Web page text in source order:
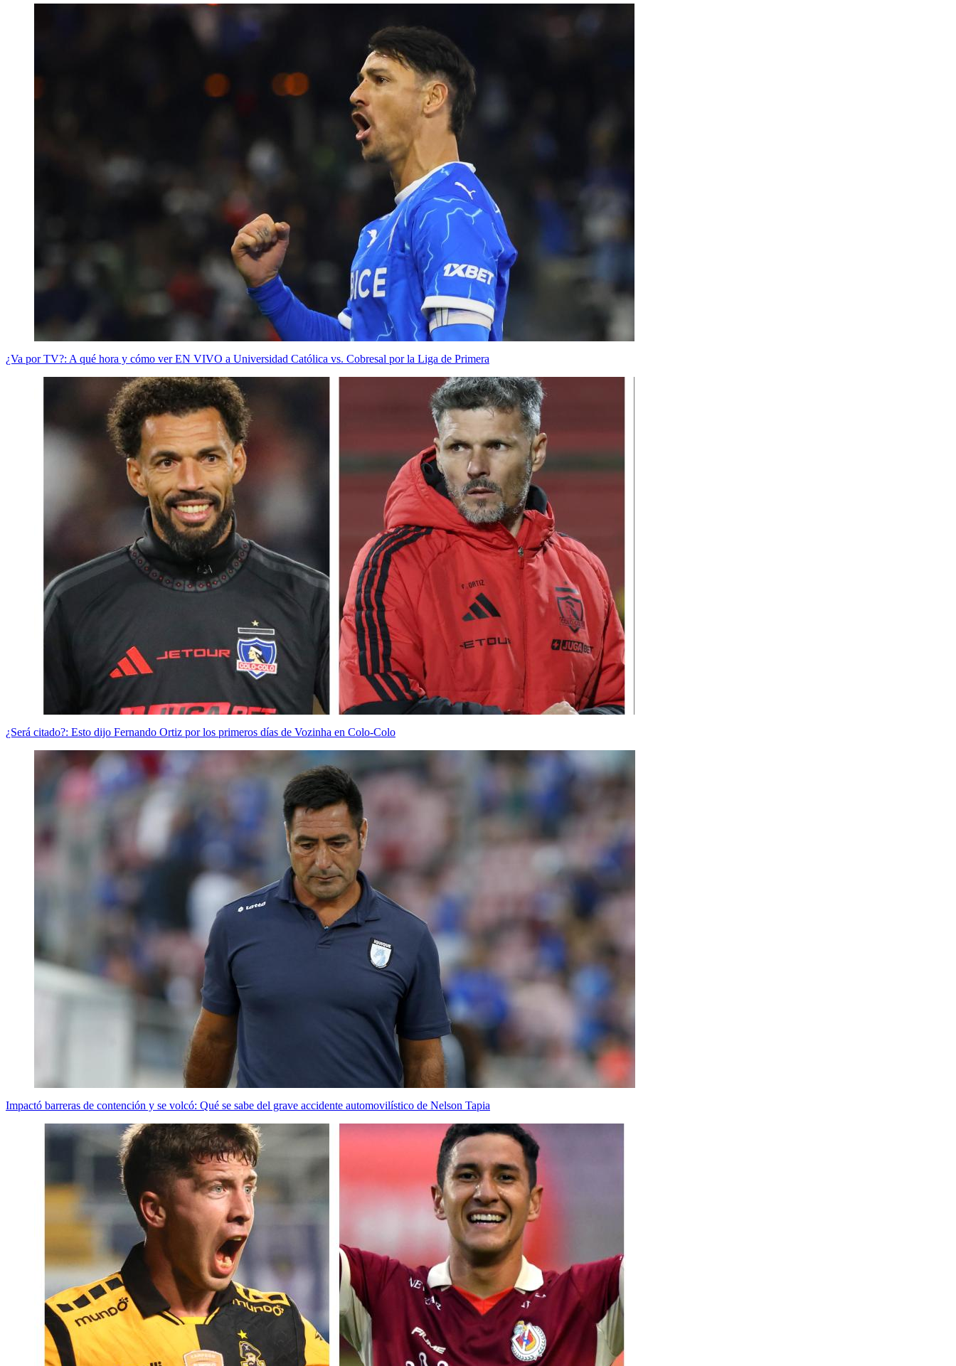
¿Va por TV?: A qué hora y cómo ver EN VIVO a Universidad Católica vs. Cobresal por la Liga de Primera
¿Será citado?: Esto dijo Fernando Ortiz por los primeros días de Vozinha en Colo-Colo
Impactó barreras de contención y se volcó: Qué se sabe del grave accidente automovilístico de Nelson Tapia